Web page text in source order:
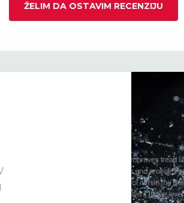
ŽELIM DA OSTAVIM RECENZIJU